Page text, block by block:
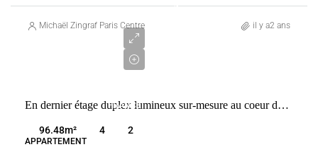
Michaël Zingraf Paris Centre il y a2 ans
FRANCE
1
En dernier étage duplex lumineux sur-mesure au coeur du Marais
96.48m² 4 2
APPARTEMENT